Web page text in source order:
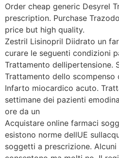
Order cheap generic Desyrel
prescription. Purchase
price but high quality.
Zestril Lisinopril Diidrato un
curare le seguenti condizioni
Trattamento dellipertensione.
Trattamento dello scompenso
Infarto miocardico acuto.
settimane dei pazienti
ore da un
Acquistare online farmaci
esistono norme dellUE
soggetti a prescrizione. Alcuni